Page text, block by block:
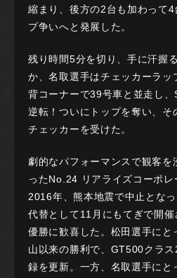
縮まり、後方の2台も加わって
プ争いへと発展した。
残り時間5分を切り、手に汗握
か、名取選手はチェッカーラ
背コーナーで39号車と並走し
逆転！ついにトップを奪い、
チェッカーを受けた。
劇的なパフォーマンスで観客
ったNo.24 リアライズコーポレ
2016年、熊本地震で中止とな
代替として11月にもてぎで開
優勝に歓喜した。松田選手にと
山以来の勝利で、GT500クラ
録を更新。一方、名取選手にと